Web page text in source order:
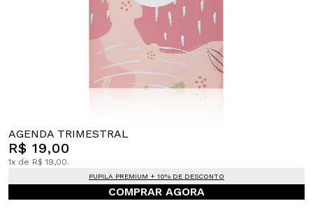
AGENDA TRIMESTRAL
R$ 19,00
1x de R$ 19,00.
PUPILA PREMIUM + 10% DE DESCONTO
COMPRAR AGORA